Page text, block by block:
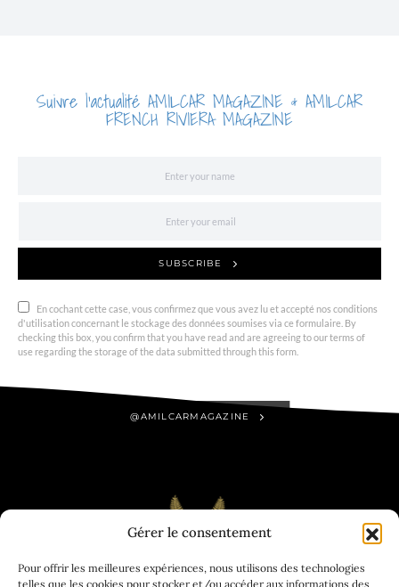
Gérer le consentement
Pour offrir les meilleures expériences, nous utilisons des technologies
telles que les cookies pour stocker et/ou accéder aux informations des
Suivre l'actualité AMILCAR MAGAZINE & AMILCAR
FRENCH RIVIERA MAGAZINE
SUBSCRIBE
En cochant cette case, vous confirmez que vous avez lu et accepté nos conditions
d'utilisation concernant le stockage des données soumises via ce formulaire. By
checking this box, you confirm that you have read and are agreeing to our terms of
use regarding the storage of the data submitted through this form.
@AMILCARMAGAZINE